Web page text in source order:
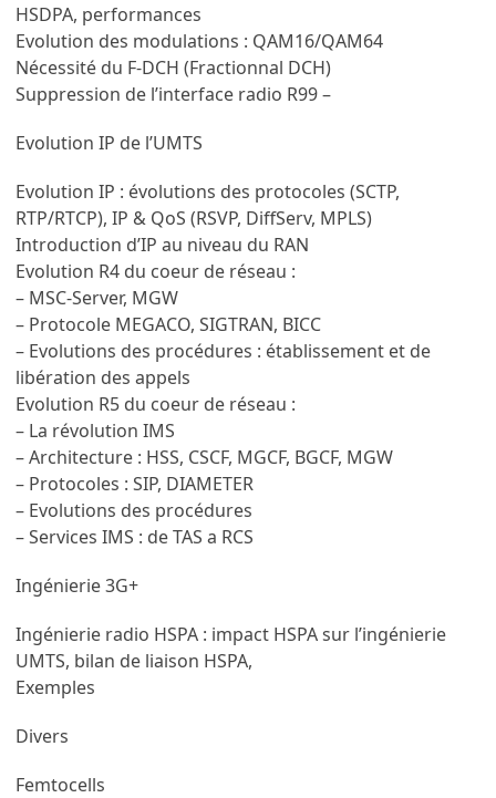
HSDPA, performances
Evolution des modulations : QAM16/QAM64
Nécessité du F-DCH (Fractionnal DCH)
Suppression de l’interface radio R99 –
Evolution IP de l’UMTS
Evolution IP : évolutions des protocoles (SCTP,
RTP/RTCP), IP & QoS (RSVP, DiffServ, MPLS)
Introduction d’IP au niveau du RAN
Evolution R4 du coeur de réseau :
– MSC-Server, MGW
– Protocole MEGACO, SIGTRAN, BICC
– Evolutions des procédures : établissement et de
libération des appels
Evolution R5 du coeur de réseau :
– La révolution IMS
– Architecture : HSS, CSCF, MGCF, BGCF, MGW
– Protocoles : SIP, DIAMETER
– Evolutions des procédures
– Services IMS : de TAS a RCS
Ingénierie 3G+
Ingénierie radio HSPA : impact HSPA sur l’ingénierie
UMTS, bilan de liaison HSPA,
Exemples
Divers
Femtocells